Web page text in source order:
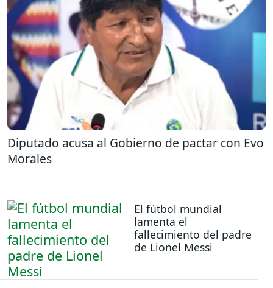
Diputado acusa al Gobierno de pactar con Evo
Morales
El fútbol mundial
lamenta el
fallecimiento del padre
de Lionel Messi